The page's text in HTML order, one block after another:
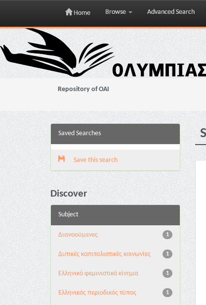
Skip
navigation
Home Browse Advanced Search
Repository of OAI
Saved Searches
Save this search
Discover
Subject
1
Διανoούμενες
1
Δυτικές καπιταλιστικές κοινωνίες
1
Ελληνικό φεμινιστικό κίνημα
1
Ελληνικός περιοδικός τύπος